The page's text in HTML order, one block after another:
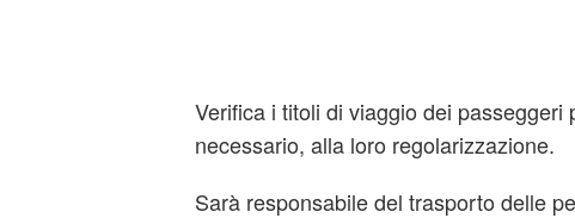
Verifica i titoli di viaggio dei passeggeri
necessario, alla loro regolarizzazione.
Sarà responsabile del trasporto delle